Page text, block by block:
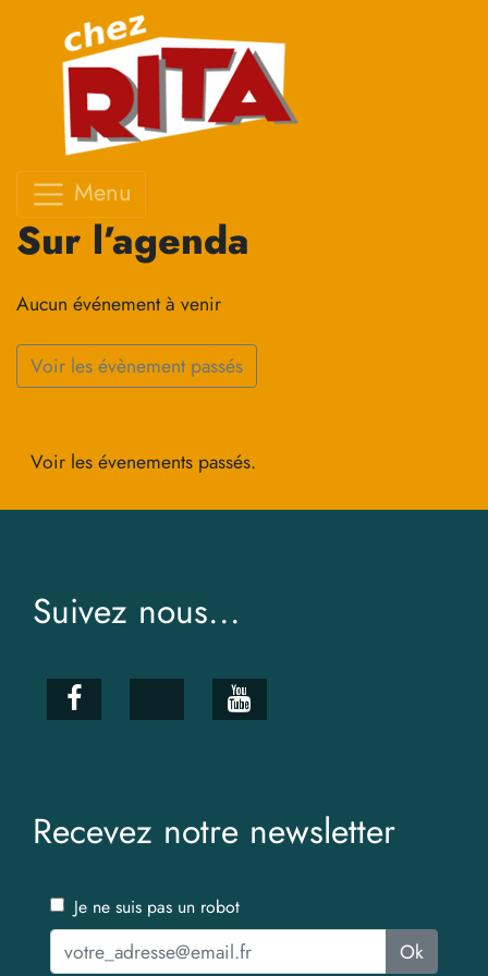
Menu
Sur l’agenda
Aucun événement à venir
Voir les évènement passés
Voir les évenements passés.
Suivez nous...
Recevez notre newsletter
Je ne suis pas un robot
Ok